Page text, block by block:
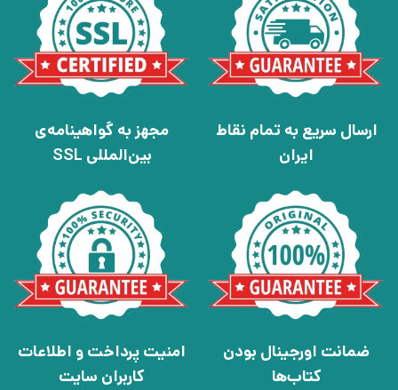
ارسال سریع به تمام نقاط
ایران
مجهز به گواهینامه‌ی
بین‌المللی SSL
ضمانت اورجینال بودن
کتاب‌ها
امنیت پرداخت و اطلاعات
کاربران سایت